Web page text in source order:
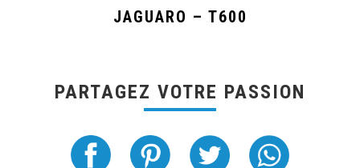
JAGUARO – T600
PARTAGEZ VOTRE PASSION